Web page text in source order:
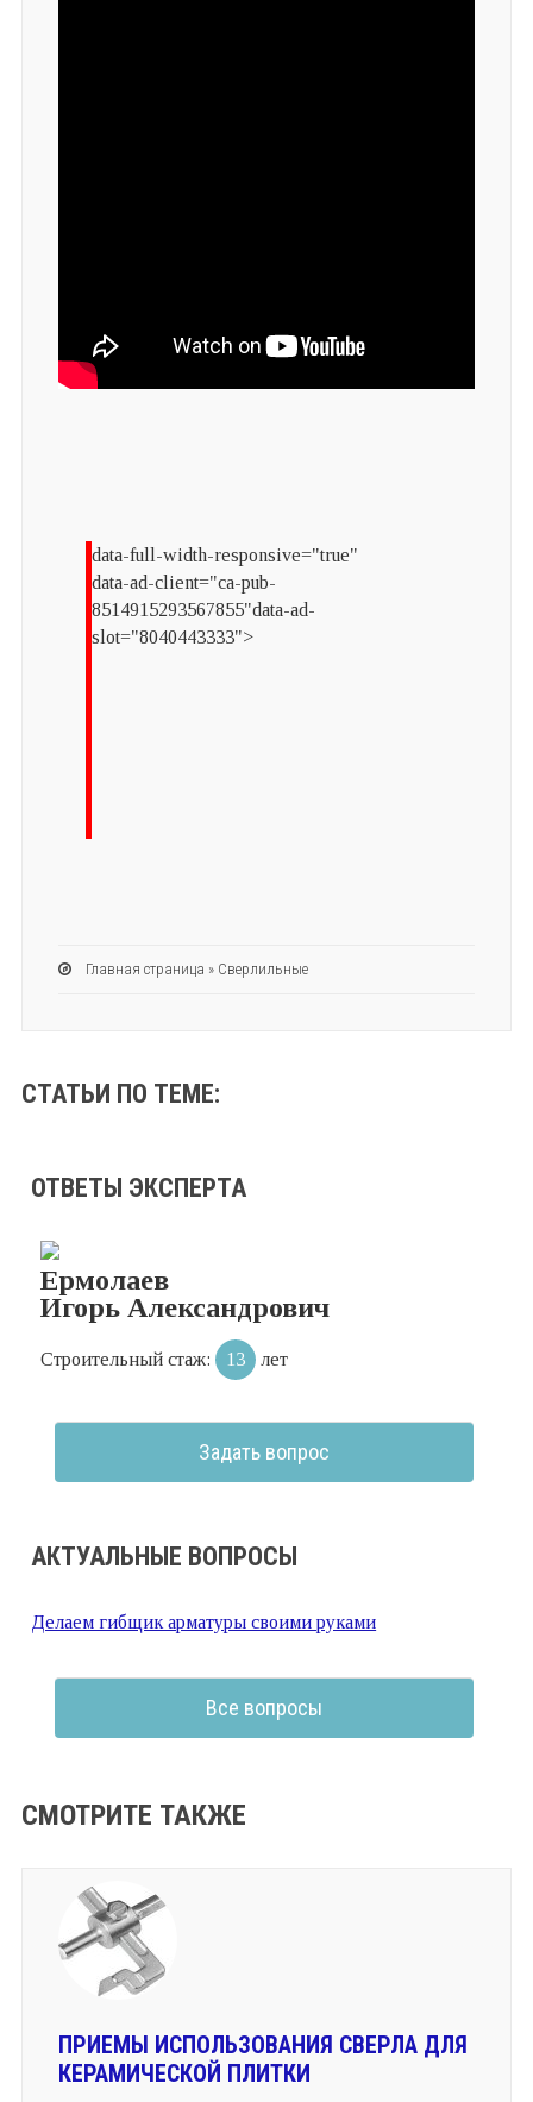
data-full-width-responsive="true"
data-ad-client="ca-pub-
8514915293567855"data-ad-
slot="8040443333">
Главная страница » Сверлильные
СТАТЬИ ПО ТЕМЕ:
ОТВЕТЫ ЭКСПЕРТА
Ермолаев
Игорь Александрович
Строительный стаж: 13 лет
Задать вопрос
АКТУАЛЬНЫЕ ВОПРОСЫ
Делаем гибщик арматуры своими руками
Все вопросы
СМОТРИТЕ ТАКЖЕ
ПРИЕМЫ ИСПОЛЬЗОВАНИЯ СВЕРЛА ДЛЯ
КЕРАМИЧЕСКОЙ ПЛИТКИ